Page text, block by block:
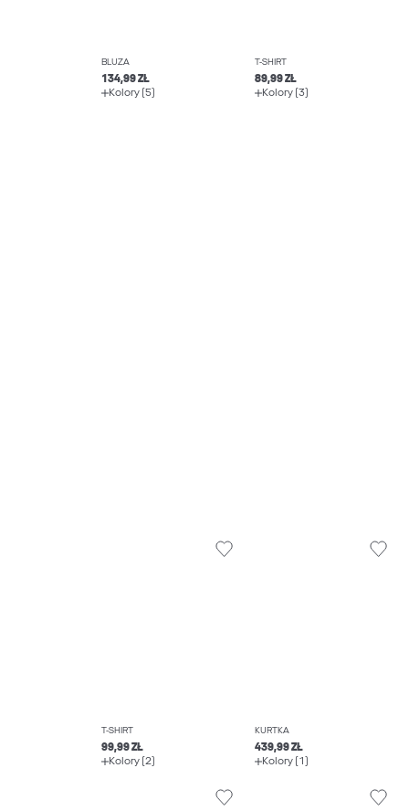
BLUZA
134,99 ZŁ
Kolory (5)
T-SHIRT
89,99 ZŁ
Kolory (3)
T-SHIRT
99,99 ZŁ
Kolory (2)
KURTKA
439,99 ZŁ
Kolory (1)